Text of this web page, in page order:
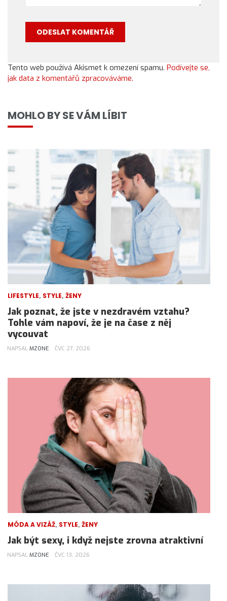
Tento web používá Akismet k omezení spamu. Podívejte se,
jak data z komentářů zpracováváme.
MOHLO BY SE VÁM LÍBIT
LIFESTYLE, STYLE, ŽENY
Jak poznat, že jste v nezdravém vztahu?
Tohle vám napoví, že je na čase z něj
vycouvat
NAPSAL MZONE ČVC 27, 2026
MÓDA A VIZÁŽ, STYLE, ŽENY
Jak být sexy, i když nejste zrovna atraktivní
NAPSAL MZONE ČVC 13, 2026